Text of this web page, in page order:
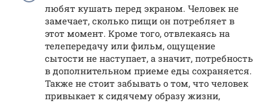
любят кушать перед экраном. Человек не
замечает, сколько пищи он потребляет в
этот момент. Кроме того, отвлекаясь на
телепередачу или фильм, ощущение
сытости не наступает, а значит, потребность
в дополнительном приеме еды сохраняется.
Также не стоит забывать о том, что человек
привыкает к сидячему образу жизни,